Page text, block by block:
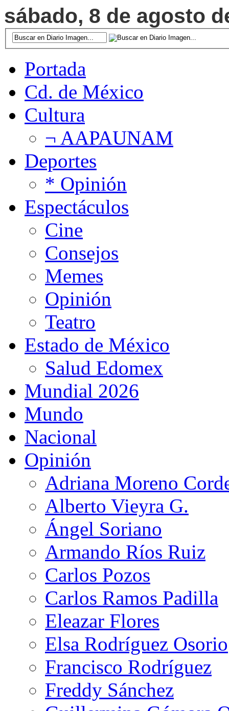
sábado, 8 de agosto
Portada
Cd. de México
Cultura
¬ AAPAUNAM
Deportes
* Opinión
Espectáculos
Cine
Consejos
Memes
Opinión
Teatro
Estado de México
Salud Edomex
Mundial 2026
Mundo
Nacional
Opinión
Adriana Moreno
Alberto Vieyra G.
Ángel Soriano
Armando Ríos Ruiz
Carlos Pozos
Carlos Ramos Padilla
Eleazar Flores
Elsa Rodríguez Osorio
Francisco Rodríguez
Freddy Sánchez